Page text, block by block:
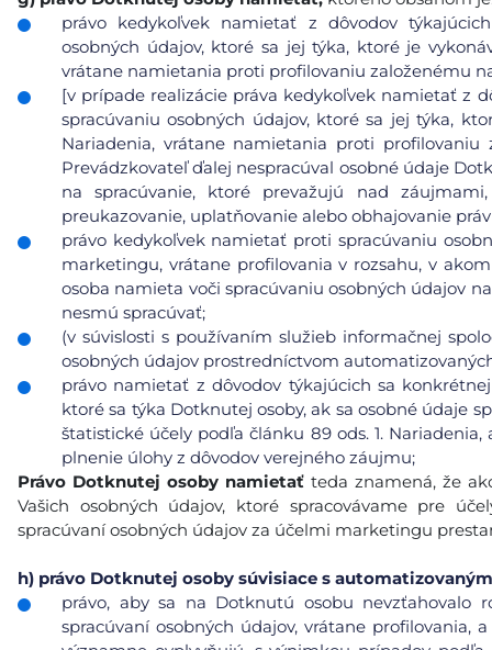
právo kedykoľvek namietať z dôvodov
osobných údajov, ktoré sa jej týka, ktoré je
vrátane namietania proti profilovaniu založenému
[v prípade realizácie práva kedykoľvek namietať z
spracúvaniu osobných údajov, ktoré sa jej týka,
Nariadenia, vrátane namietania proti
Prevádzkovateľ ďalej nespracúval osobné údaje
na spracúvanie, ktoré prevažujú nad
preukazovanie, uplatňovanie alebo obhajovanie
právo kedykoľvek namietať proti spracúvaniu
marketingu, vrátane profilovania v rozsahu, v
osoba namieta voči spracúvaniu osobných údajov
nesmú spracúvať;
(v súvislosti s používaním služieb informačnej
osobných údajov prostredníctvom
právo namietať z dôvodov týkajúcich sa
ktoré sa týka Dotknutej osoby, ak sa osobné údaje
štatistické účely podľa článku 89 ods. 1.
plnenie úlohy z dôvodov verejného záujmu;
Právo Dotknutej osoby namietaťteda znamená, že
Vašich osobných údajov, ktoré spracovávame pre
spracúvaní osobných údajov za účelmi marketingu
h) právo Dotknutej osoby súvisiace s
právo, aby sa na Dotknutú osobu nevzťahovalo
spracúvaní osobných údajov, vrátane